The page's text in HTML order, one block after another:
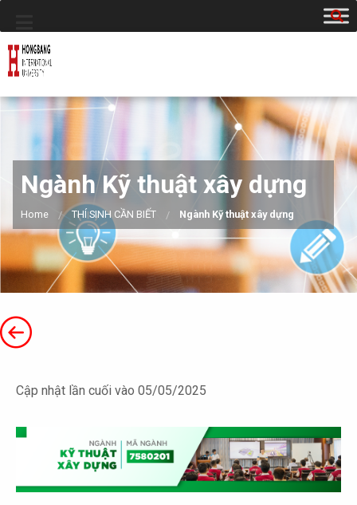
Ngành Kỹ thuật xây dựng
Home THÍ SINH CẦN BIẾT Ngành Kỹ thuật xây dựng
Cập nhật lần cuối vào 05/05/2025